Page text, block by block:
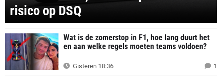
risico op DSQ
Wat is de zomerstop in F1, hoe lang duurt het
en aan welke regels moeten teams voldoen?
Gisteren 18:36 1